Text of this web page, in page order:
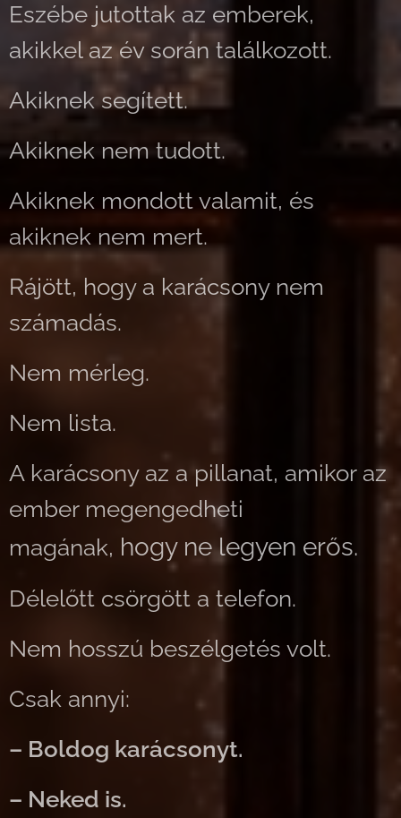
Eszébe jutottak az emberek,
akikkel az év során találkozott.
Akiknek segített.
Akiknek nem tudott.
Akiknek mondott valamit, és
akiknek nem mert.
Rájött, hogy a karácsony nem
számadás.
Nem mérleg.
Nem lista.
A karácsony az a pillanat, amikor az
ember megengedheti
magának, hogy ne legyen erős.
Délelőtt csörgött a telefon.
Nem hosszú beszélgetés volt.
Csak annyi:
– Boldog karácsonyt.
– Neked is.